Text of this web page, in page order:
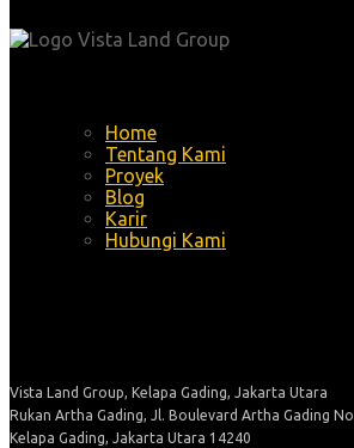
Home
Tentang Kami
Proyek
Blog
Karir
Hubungi Kami
Vista Land Group, Kelapa Gading, Jakarta Utara
Rukan Artha Gading, Jl. Boulevard Artha Gading
Kelapa Gading, Jakarta Utara 14240